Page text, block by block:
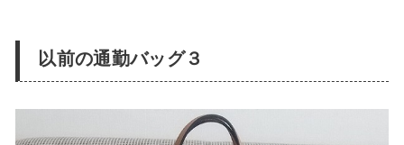
以前の通勤バッグ３